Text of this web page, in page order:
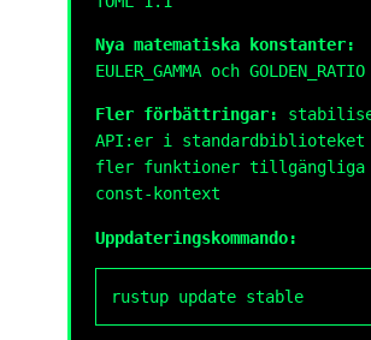
Nya matematiska konstanter:
EULER_GAMMA och GOLDEN_RATIO
Fler förbättringar:
API:er i standardbiblioteket
fler funktioner
const-kontext
Uppdateringskommando:
rustup update stable